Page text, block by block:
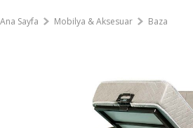
Ana Sayfa Mobilya & Aksesuar Baza